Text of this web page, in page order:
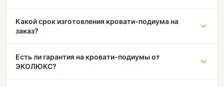
Какой срок изготовления кровати-подиума на
заказ?
Есть ли гарантия на кровати-подиумы от
ЭКОЛЮКС?